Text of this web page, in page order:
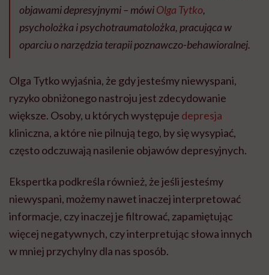
objawami depresyjnymi – mówiOlga Tytko,
psycholożka i psychotraumatolożka, pracująca w
oparciu o narzędzia terapii poznawczo-behawioralnej.
Olga Tytko wyjaśnia, że gdy jesteśmy niewyspani,
ryzyko obniżonego nastroju jest zdecydowanie
większe. Osoby, u których występuje depresja
kliniczna, a które nie pilnują tego, by się wysypiać,
często odczuwają nasilenie objawów depresyjnych.
Ekspertka podkreśla również, że jeśli jesteśmy
niewyspani, możemy nawet inaczej interpretować
informacje, czy inaczej je filtrować, zapamiętując
więcej negatywnych, czy interpretując słowa innych
w mniej przychylny dla nas sposób.